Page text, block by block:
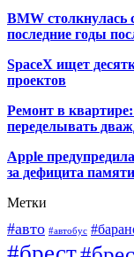
BMW столкнулась
последние годы
SpaceX ищет
проектов
Ремонт в квартире:
переделывать
Apple
за дефицита памяти
Метки
#авто #автобус